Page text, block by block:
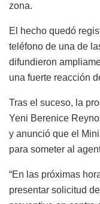
zona.
El hecho quedó
teléfono de una de
difundieron
una fuerte reacción
Tras el suceso, la
Yeni Berenice
y anunció que el
para someter al
“En las próximas
presentar solicitud